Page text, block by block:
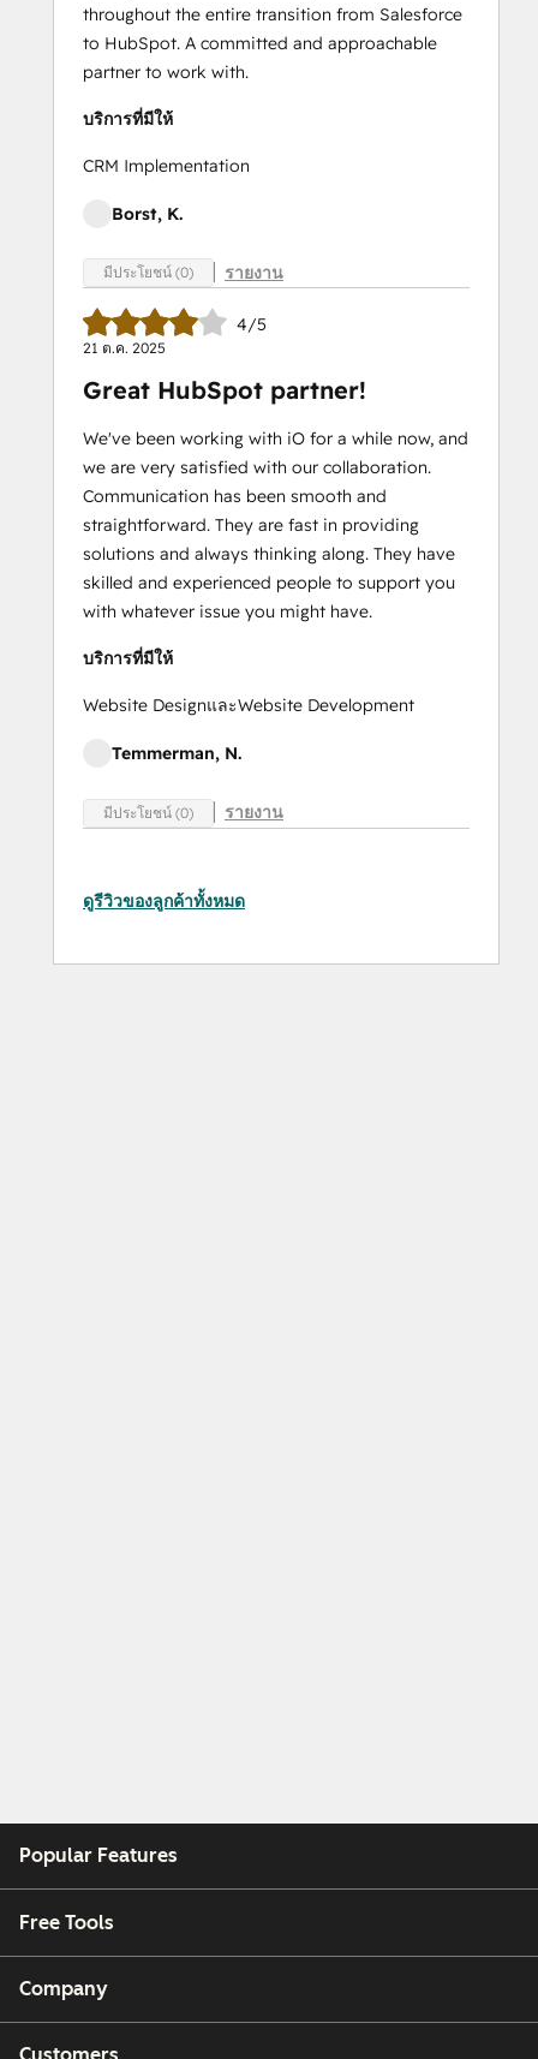
throughout the entire transition from Salesforce
to HubSpot. A committed and approachable
partner to work with.
บริการที่มีให้
CRM Implementation
Borst, K.
มีประโยชน์ (0) รายงาน
4/5
21 ต.ค. 2025
Great HubSpot partner!
We've been working with iO for a while now, and
we are very satisfied with our collaboration.
Communication has been smooth and
straightforward. They are fast in providing
solutions and always thinking along. They have
skilled and experienced people to support you
with whatever issue you might have.
บริการที่มีให้
Website DesignและWebsite Development
Temmerman, N.
มีประโยชน์ (0) รายงาน
ดูรีวิวของลูกค้าทั้งหมด
Popular Features
Free Tools
Company